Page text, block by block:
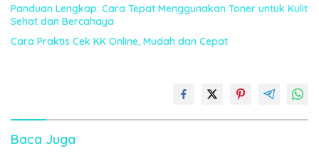
Panduan Lengkap: Cara Tepat Menggunakan Toner untuk Kulit
Sehat dan Bercahaya
Cara Praktis Cek KK Online, Mudah dan Cepat
Baca Juga